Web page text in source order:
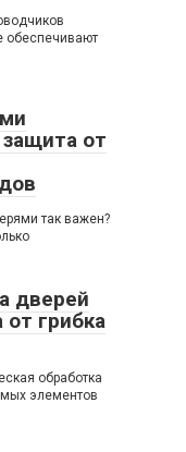
обеспечивают
от
так важен?
дверей
грибка
обработка
элементов